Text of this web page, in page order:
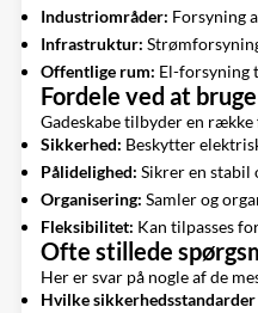
Industriområder: Forsyning
Infrastruktur:
Offentlige rum: El-forsyning
Fordele ved at
Gadeskabe tilbyder en
Sikkerhed: Beskytter
Pålidelighed: Sikrer en
Organisering: Samler og
Fleksibilitet: Kan tilpasses
Ofte stillede
Her er svar på nogle af de
Hvilke sikkerhedsstandarder